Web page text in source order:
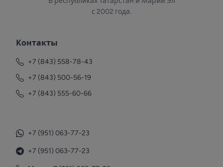
с 2002 года.
Контакты
+7 (843) 558-78-43
+7 (843) 500-56-19
+7 (843) 555-60-66
+7 (951) 063-77-23
+7 (951) 063-77-23